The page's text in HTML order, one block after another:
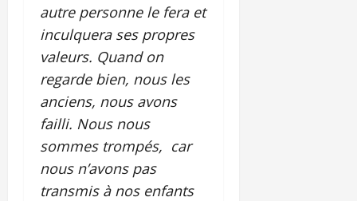
autre personne le fera et
inculquera ses propres
valeurs. Quand on
regarde bien, nous les
anciens, nous avons
failli. Nous nous
sommes trompés, car
nous n’avons pas
transmis à nos enfants